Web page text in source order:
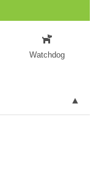
Watchdog